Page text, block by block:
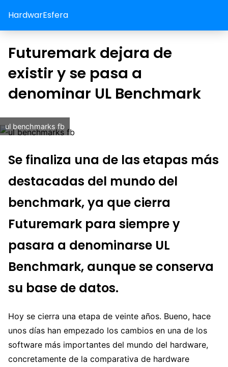
HardwarEsfera
Futuremark dejara de
existir y se pasa a
denominar UL Benchmark
ul benchmarks fb
Se finaliza una de las etapas más
destacadas del mundo del
benchmark, ya que cierra
Futuremark para siempre y
pasara a denominarse UL
Benchmark, aunque se conserva
su base de datos.
Hoy se cierra una etapa de veinte años. Bueno, hace
unos días han empezado los cambios en una de los
software más importantes del mundo del hardware,
concretamente de la comparativa de hardware